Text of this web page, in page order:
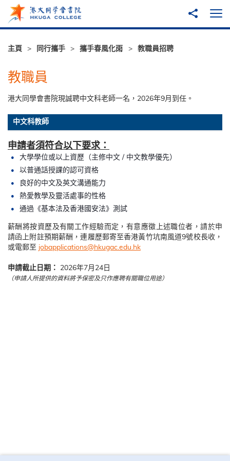
跳至主內容
分享到
打
主頁 同行攜手 攜手春風化雨 教職員招聘
教職員
港大同學會書院現誠聘中文科老師一名，2026年9月到任。
中文科教師
申請者須符合以下要求：
大學學位或以上資歷（主修中文 / 中文教學優先）
以普通話授課的認可資格
良好的中文及英文溝通能力
熱愛教學及靈活處事的性格
通過《基本法及香港國安法》測試
薪酬將按資歷及有關工作經驗而定，有意應徵上述職位者，請於申
請函上附註預期薪酬，連履歷郵寄至香港黃竹坑南風道9號校長收，
或電郵至 jobapplications@hkugac.edu.hk
申請截止日期： 2026年7月24日
（申請人所提供的資料將予保密及只作應聘有關職位用途）